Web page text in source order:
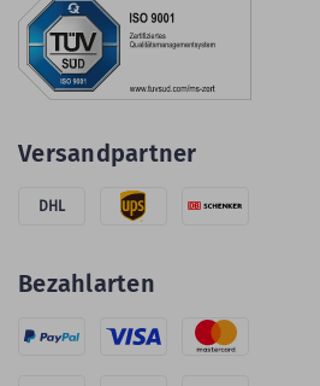
Versandpartner
DHL
Bezahlarten